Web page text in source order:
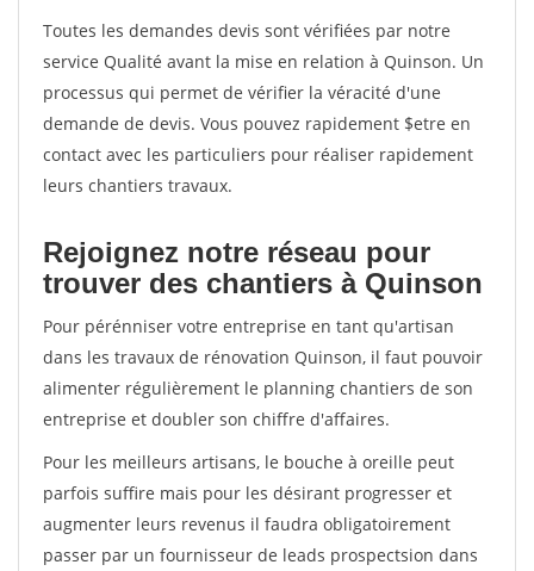
Toutes les demandes devis sont vérifiées par notre
service Qualité avant la mise en relation à Quinson. Un
processus qui permet de vérifier la véracité d'une
demande de devis. Vous pouvez rapidement $etre en
contact avec les particuliers pour réaliser rapidement
leurs chantiers travaux.
Rejoignez notre réseau pour
trouver des chantiers à Quinson
Pour pérénniser votre entreprise en tant qu'artisan
dans les travaux de rénovation Quinson, il faut pouvoir
alimenter régulièrement le planning chantiers de son
entreprise et doubler son chiffre d'affaires.
Pour les meilleurs artisans, le bouche à oreille peut
parfois suffire mais pour les désirant progresser et
augmenter leurs revenus il faudra obligatoirement
passer par un fournisseur de leads prospectsion dans